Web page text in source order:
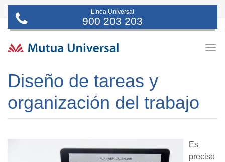
Línea Universal
900 203 203
Diseño de tareas y
organización del trabajo
Es
preciso